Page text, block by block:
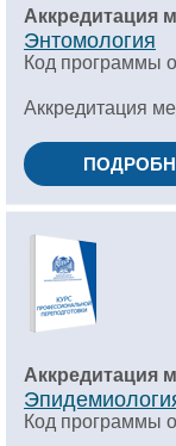
Аккредитация
Энтомология
Код программы
Аккредитация
Аккредитация
Код программы